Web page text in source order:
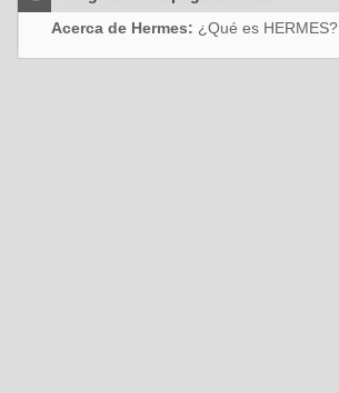
Acerca de Hermes: ¿Qué es HERMES?